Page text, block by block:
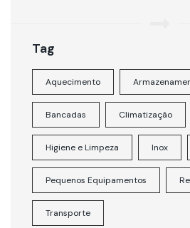
Tag
Aquecimento
Bancadas Climatização
Higiene e Limpeza Inox
Pequenos Equipamentos
Transporte